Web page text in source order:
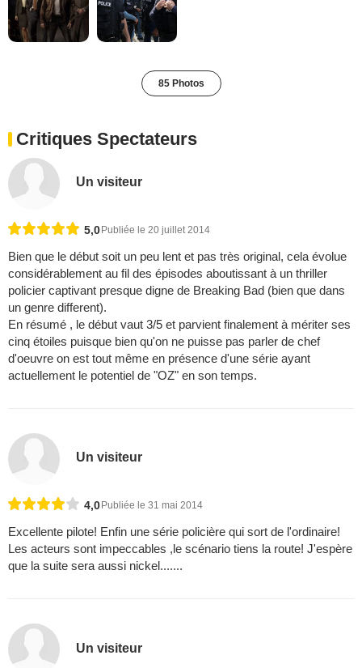
85 Photos
Critiques Spectateurs
Un visiteur
5,0Publiée le 20 juillet 2014
Bien que le début soit un peu lent et pas très original, cela évolue
considérablement au fil des épisodes aboutissant à un thriller
policier captivant presque digne de Breaking Bad (bien que dans
un genre different).
En résumé , le début vaut 3/5 et parvient finalement à mériter ses
cinq étoiles puisque bien qu'on ne puisse pas parler de chef
d'oeuvre on est tout même en présence d'une série ayant
actuellement le potentiel de "OZ" en son temps.
Un visiteur
4,0 Publiée le 31 mai 2014
Excellente pilote! Enfin une série policière qui sort de l'ordinaire!
Les acteurs sont impeccables ,le scénario tiens la route! J'espère
que la suite sera aussi nickel.......
Un visiteur